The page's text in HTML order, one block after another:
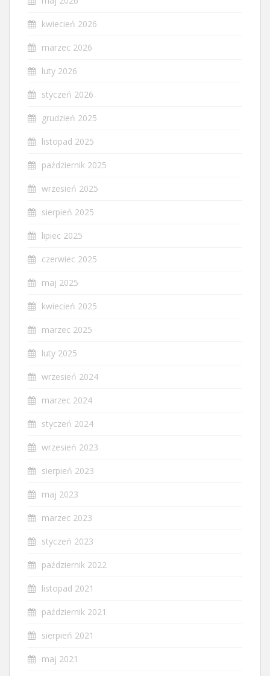
kwiecień 2026
marzec 2026
luty 2026
styczeń 2026
grudzień 2025
listopad 2025
październik 2025
wrzesień 2025
sierpień 2025
lipiec 2025
czerwiec 2025
maj 2025
kwiecień 2025
marzec 2025
luty 2025
wrzesień 2024
marzec 2024
styczeń 2024
wrzesień 2023
sierpień 2023
maj 2023
marzec 2023
styczeń 2023
październik 2022
listopad 2021
październik 2021
sierpień 2021
maj 2021